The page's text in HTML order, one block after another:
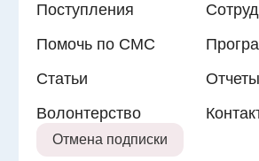
Поступления
Помочь по СМС
Статьи
Волонтерство
Отмена подписки